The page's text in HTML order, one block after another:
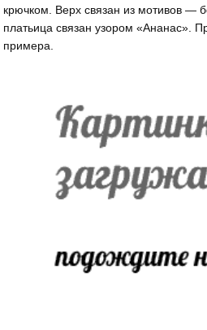
крючком. Верх связан из мотивов —
платьица связан узором «Ананас».
примера.